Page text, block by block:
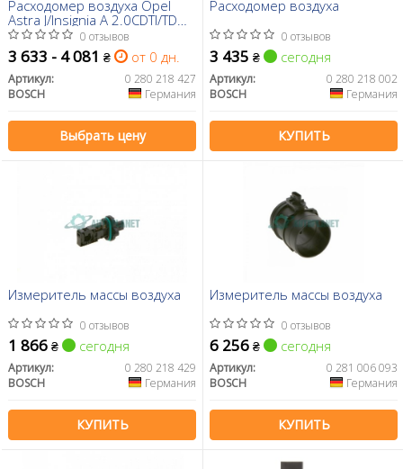
Расходомер воздуха Opel
Astra J/Insignia A 2.0CDTI/TD
08-
0 отзывов
3 633 - 4 081 ₴ от 0 дн.
Артикул:
0 280 218 427
BOSCH
Германия
Выбрать цену
Расходомер воздуха
0 отзывов
3 435 ₴ сегодня
Артикул:
0 280 218 002
BOSCH
Германия
КУПИТЬ
Измеритель массы воздуха
0 отзывов
1 866 ₴ сегодня
Артикул:
0 280 218 429
BOSCH
Германия
КУПИТЬ
Измеритель массы воздуха
0 отзывов
6 256 ₴ сегодня
Артикул:
0 281 006 093
BOSCH
Германия
КУПИТЬ